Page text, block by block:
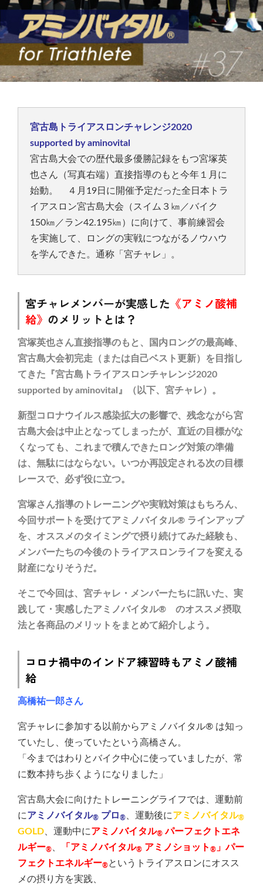
宮古島トライアスロンチャレンジ2020
supported by aminovital
宮古島大会での歴代最多優勝記録をもつ宮塚英
也さん（写真右端）直接指導のもと今年１月に
始動。 ４月19日に開催予定だった全日本トラ
イアスロン宮古島大会（スイム３㎞／バイク
150㎞／ラン42.195㎞）に向けて、事前練習会
を実施して、ロングの実戦につながるノウハウ
を学んできた。通称「宮チャレ」。
宮チャレメンバーが実感した 《アミノ酸補
給》 のメリットとは？
宮塚英也さん直接指導のもと、国内ロングの最高峰、
宮古島大会初完走（または自己ベスト更新）を目指し
てきた『宮古島トライアスロンチャレンジ2020
supported by aminovital』（以下、宮チャレ）。
新型コロナウイルス感染拡大の影響で、残念ながら宮
古島大会は中止となってしまったが、直近の目標がな
くなっても、これまで積んできたロング対策の準備
は、無駄にはならない。いつか再設定される次の目標
レースで、必ず役に立つ。
宮塚さん指導のトレーニングや実戦対策はもちろん、
今回サポートを受けてアミノバイタル® ラインアップ
を、オススメのタイミングで摂り続けてみた経験も、
メンバーたちの今後のトライアスロンライフを変える
財産になりそうだ。
そこで今回は、宮チャレ・メンバーたちに訊いた、実
践して・実感したアミノバイタル® のオススメ摂取
法と各商品のメリットをまとめて紹介しよう。
コロナ禍中のインドア練習時もアミノ酸補
給
高橋祐一郎さん
宮チャレに参加する以前からアミノバイタル® は知っ
ていたし、使っていたという高橋さん。
「今まではわりとバイク中心に使っていましたが、常
に数本持ち歩くようになりました」
宮古島大会に向けたトレーニングライフでは、運動前
にアミノバイタル® プロ® 、運動後にアミノバイタル®
GOLD 、運動中にアミノバイタル® パーフェクトエネ
ルギー® 「アミノバイタル® アミノショット ® 」パー
フェクトエネルギー®というトライアスロンにオスス
メの摂り方を実践、